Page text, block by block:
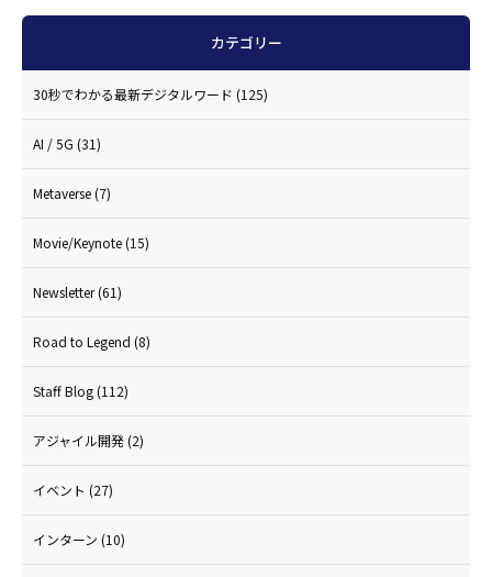
カテゴリー
30秒でわかる最新デジタルワード (125)
AI / 5G (31)
Metaverse(7)
Movie/Keynote(15)
Newsletter(61)
Road to Legend (8)
Staff Blog(112)
アジャイル開発(2)
イベント (27)
インターン (10)